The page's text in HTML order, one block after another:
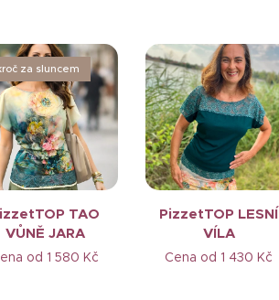
TAO
VŮNĚ JARA
za sluncem
od 1 580 Kč
PizzetTOP LESNÍ
VÍLA
Cena od 1 430 Kč